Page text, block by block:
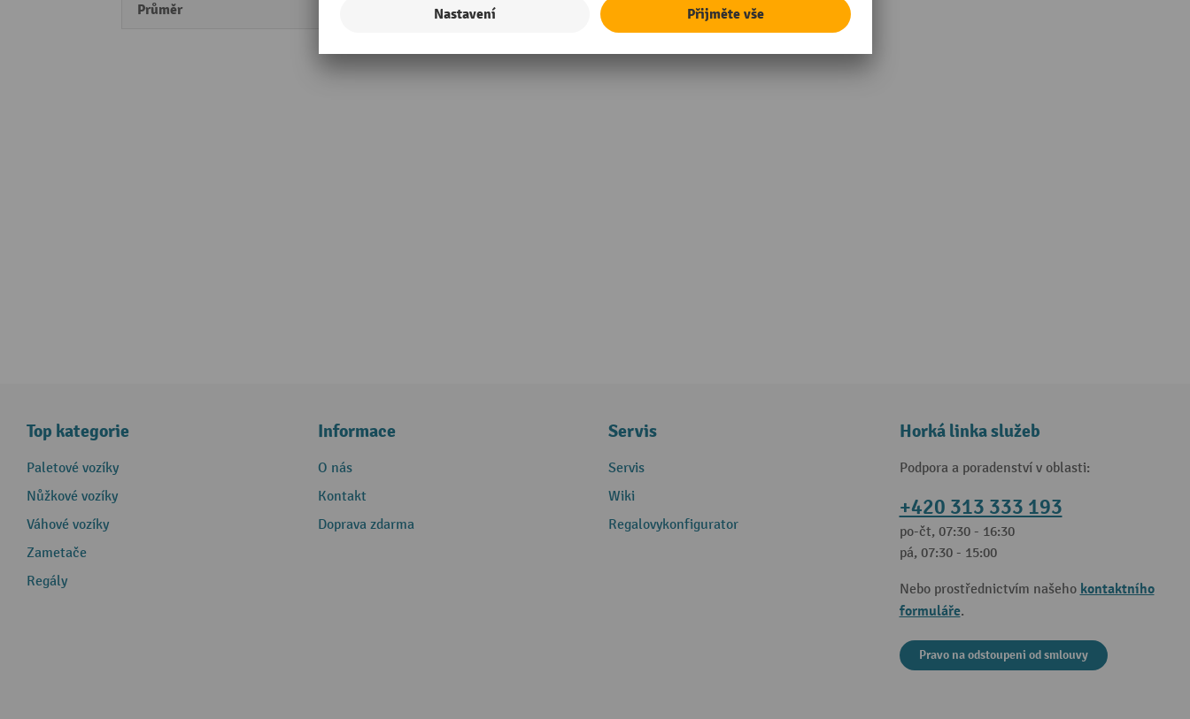
Průměr
Top kategorie
Paletové vozíky
Nůžkové vozíky
Váhové vozíky
Zametače
Regály
Informace
O nás
Kontakt
Doprava zdarma
Servis
Servis
Wiki
Regalovykonfigurator
Horká linka služeb
Podpora a poradenství v oblasti:
+420 313 333 193
po-čt, 07:30 - 16:30
pá, 07:30 - 15:00
Nebo prostřednictvím našeho kontaktního
formuláře.
Pravo na odstoupeni od smlouvy